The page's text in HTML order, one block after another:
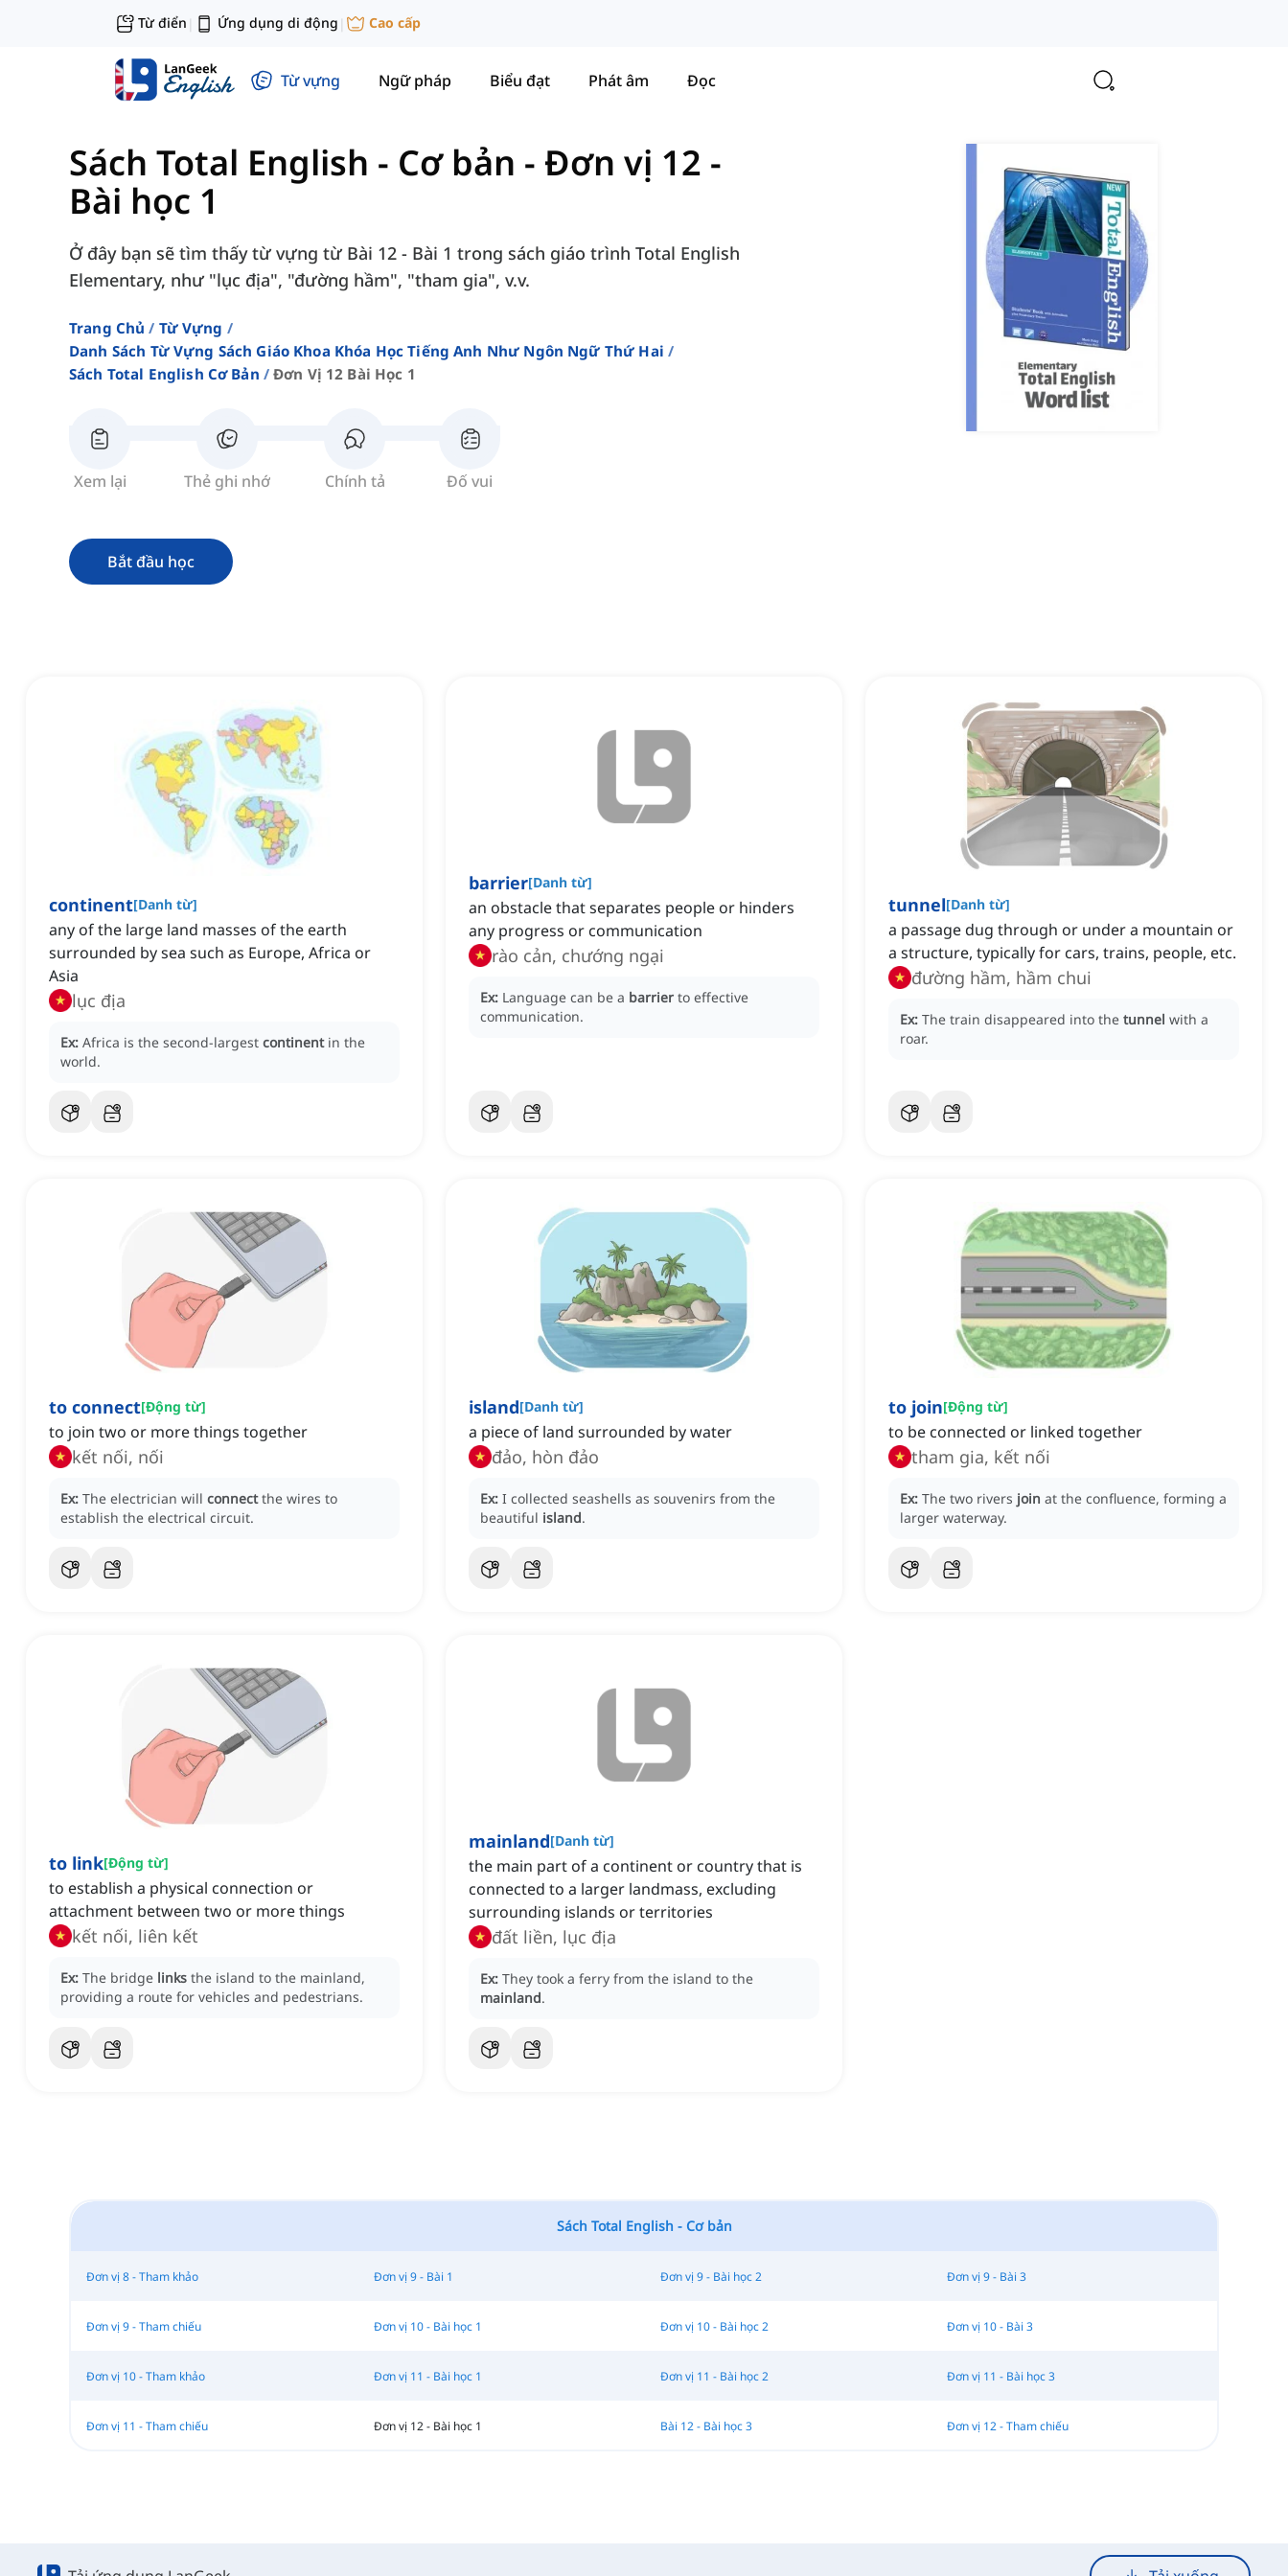
Từ điển | Ứng dụng di động | Cao cấp
Từ vựng Ngữ pháp Biểu đạt Phát âm Đọc
Sách Total English - Cơ bản - Đơn vị 12 -
Bài học 1
Ở đây bạn sẽ tìm thấy từ vựng từ Bài 12 - Bài 1 trong sách giáo trình Total English
Elementary, như "lục địa", "đường hầm", "tham gia", v.v.
Trang Chủ
Từ Vựng
Danh Sách Từ Vựng Sách Giáo Khoa Khóa Học Tiếng Anh Như Ngôn Ngữ Thứ Hai
Sách Total English Cơ Bản
Đơn Vị 12 Bài Học 1
Xem lại Thẻ ghi nhớ Chính tả Đố vui
Bắt đầu học
continent[Danh từ]
any of the large land masses of the earth
surrounded by sea such as Europe, Africa or
Asia
lục địa
Ex: Africa is the second-largest continent in the
world.
barrier[Danh từ]
an obstacle that separates people or hinders
any progress or communication
rào cản, chướng ngại
Ex: Language can be a barrier to effective
communication.
tunnel[Danh từ]
a passage dug through or under a mountain or
a structure, typically for cars, trains, people, etc.
đường hầm, hầm chui
Ex: The train disappeared into the tunnel with a
roar.
to connect[Động từ]
to join two or more things together
kết nối, nối
Ex: The electrician will connect the wires to
establish the electrical circuit.
island[Danh từ]
a piece of land surrounded by water
đảo, hòn đảo
Ex: I collected seashells as souvenirs from the
beautiful island.
to join[Động từ]
to be connected or linked together
tham gia, kết nối
Ex: The two rivers join at the confluence, forming a
larger waterway.
to link[Động từ]
to establish a physical connection or
attachment between two or more things
kết nối, liên kết
Ex: The bridge links the island to the mainland,
providing a route for vehicles and pedestrians.
mainland[Danh từ]
the main part of a continent or country that is
connected to a larger landmass, excluding
surrounding islands or territories
đất liền, lục địa
Ex: They took a ferry from the island to the
mainland.
Sách Total English - Cơ bản
Đơn vị 8 - Tham khảo Đơn vị 9 - Bài 1 Đơn vị 9 - Bài học 2 Đơn vị 9 - Bài 3
Đơn vị 9 - Tham chiếu Đơn vị 10 - Bài học 1 Đơn vị 10 - Bài học 2 Đơn vị 10 - Bài 3
Đơn vị 10 - Tham khảo Đơn vị 11 - Bài học 1 Đơn vị 11 - Bài học 2 Đơn vị 11 - Bài học 3
Đơn vị 11 - Tham chiếu Đơn vị 12 - Bài học 1 Bài 12 - Bài học 3 Đơn vị 12 - Tham chiếu